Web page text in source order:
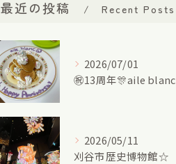
最近の投稿 Recent Posts
2026/07/01
㊗13周年🎊aile blanc
2026/05/11
刈谷市歴史博物館☆